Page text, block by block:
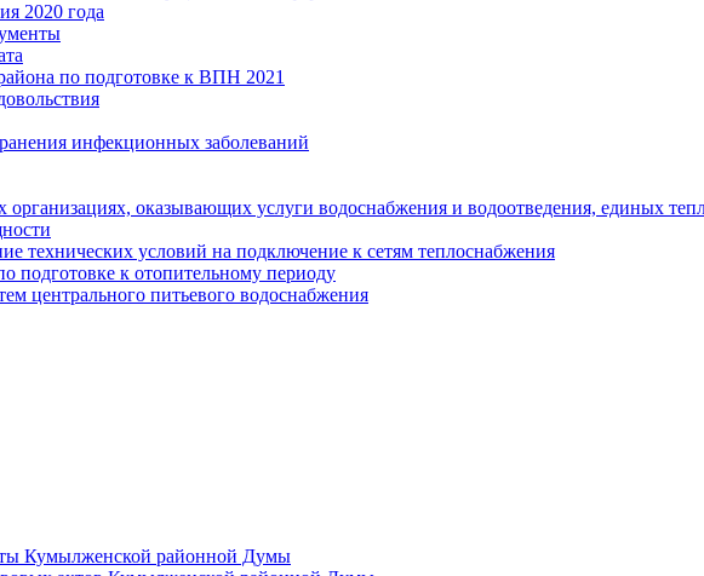
2020 года
по подготовке к ВПН 2021
инфекционных заболеваний
оказывающих услуги водоснабжения и водоотведения, единых
технических условий на подключение к сетям теплоснабжения
подготовке к отопительному периоду
центрального питьевого водоснабжения
Кумылженской районной Думы